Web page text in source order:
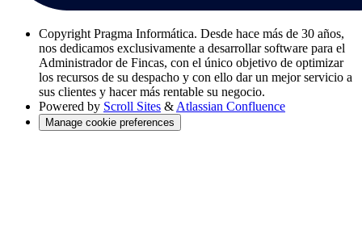
Copyright Pragma Informática. Desde hace más de 30 años,
nos dedicamos exclusivamente a desarrollar software para el
Administrador de Fincas, con el único objetivo de optimizar
los recursos de su despacho y con ello dar un mejor servicio a
sus clientes y hacer más rentable su negocio.
Powered by Scroll Sites & Atlassian Confluence
Manage cookie preferences